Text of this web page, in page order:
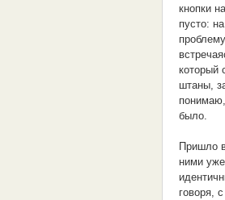
кнопки
пусто:
который
штаны,
было.
Пришло
ними
говоря,